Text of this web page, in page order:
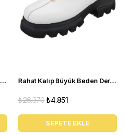
Geniş Taraklı Büyük Numara Kadın BOT Gaye0605 siyah Rahat Kalıp Büyük Beden Deri Kadın Bot GS1313 Beyaz
₺4.851
₺26.370
SEPETE EKLE